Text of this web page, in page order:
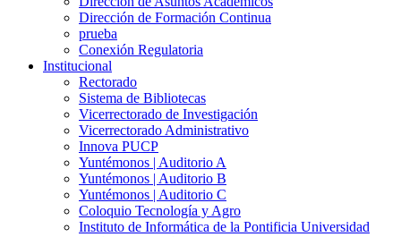
Dirección de Formación Continua
prueba
Conexión Regulatoria
Institucional
Rectorado
Sistema de Bibliotecas
Vicerrectorado de Investigación
Vicerrectorado Administrativo
Innova PUCP
Yuntémonos | Auditorio A
Yuntémonos | Auditorio B
Yuntémonos | Auditorio C
Coloquio Tecnología y Agro
Instituto de Informática de la Pontificia Universidad